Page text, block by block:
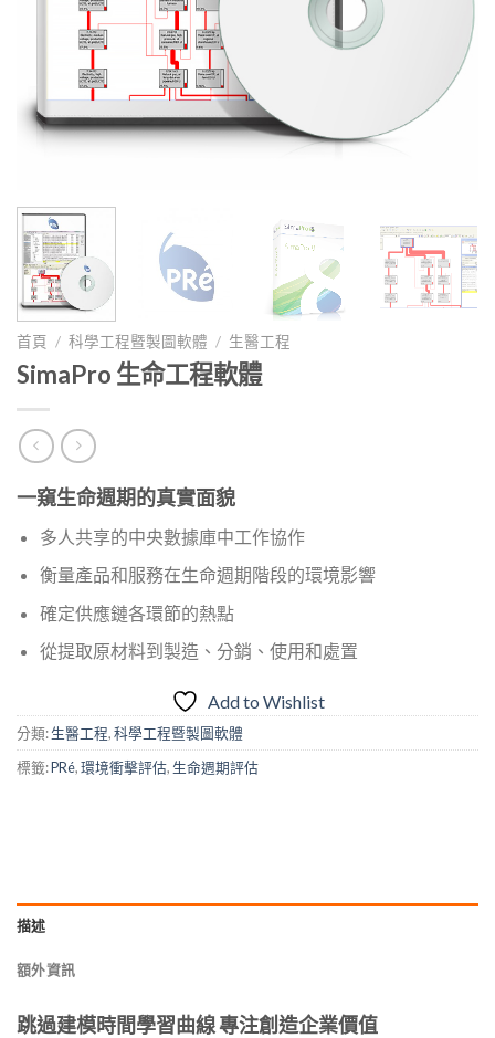
首頁 / 科學工程暨製圖軟體 / 生醫工程
SimaPro 生命工程軟體
一窺生命週期的真實面貌
多人共享的中央數據庫中工作協作
衡量產品和服務在生命週期階段的環境影響
確定供應鏈各環節的熱點
從提取原材料到製造、分銷、使用和處置
Add to Wishlist
分類:生醫工程,科學工程暨製圖軟體
標籤:PRé,環境衝擊評估,生命週期評估
描述
額外資訊
跳過建模時間學習曲線 專注創造企業價值